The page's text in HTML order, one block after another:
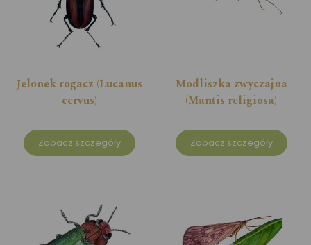
Jelonek rogacz (Lucanus
cervus)
Zobacz szczegóły
Modliszka zwyczajna
(Mantis religiosa)
Zobacz szczegóły